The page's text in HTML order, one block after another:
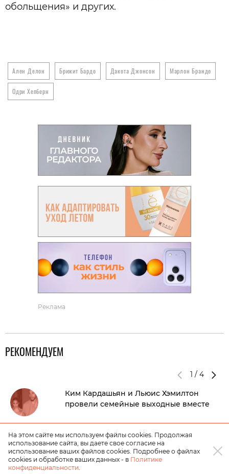
обольщения» и других.
Ален Делон Брижит Бардо Дакота Джонсон Марлон Брандо
Одри Хепберн
Реклама
РЕКОМЕНДУЕМ
1 / 4
Ким Кардашьян и Льюис Хэмилтон
провели семейные выходные вместе
Умерла британская певица Бонни
Тайлер
На этом сайте мы используем файлы cookies. Продолжая
использование сайта, вы даете свое согласие на
использование ваших файлов cookies. Подробнее о файлах
cookies и обработке ваших данных - в Политике
конфиденциальности.